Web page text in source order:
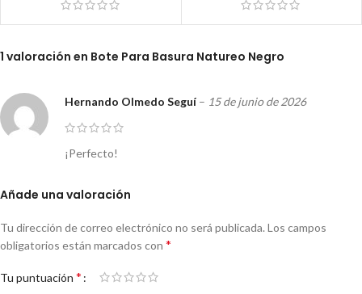
1 valoración en Bote Para Basura Natureo Negro
Hernando Olmedo Seguí – 15 de junio de 2026
¡Perfecto!
Añade una valoración
Tu dirección de correo electrónico no será publicada. Los campos
obligatorios están marcados con *
Tu puntuación *